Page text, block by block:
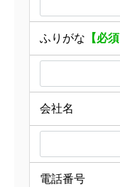
ふりがな 【必須
会社名
電話番号